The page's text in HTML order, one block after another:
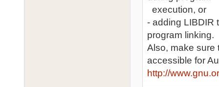
execution, or
- adding LIBDIR
program linking.
Also, make sure
accessible for
http://